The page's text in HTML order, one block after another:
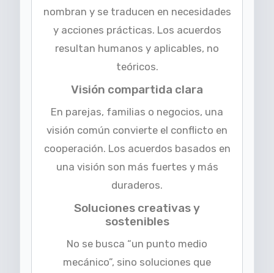
nombran y se traducen en necesidades
y acciones prácticas. Los acuerdos
resultan humanos y aplicables, no
teóricos.
Visión compartida clara
En parejas, familias o negocios, una
visión común convierte el conflicto en
cooperación. Los acuerdos basados en
una visión son más fuertes y más
duraderos.
Soluciones creativas y
sostenibles
No se busca “un punto medio
mecánico”, sino soluciones que